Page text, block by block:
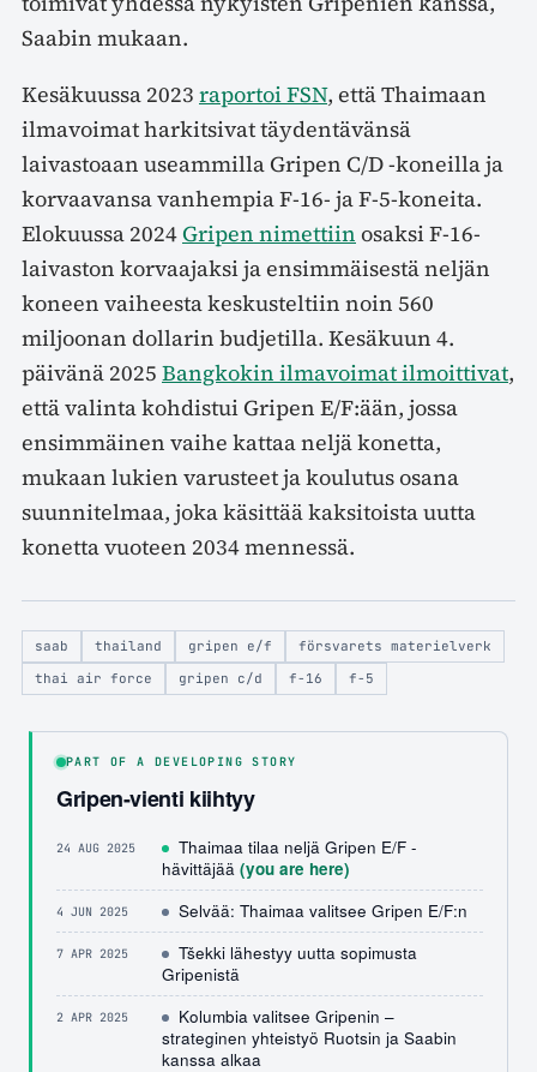
Saabin mukaan.
Kesäkuussa 2023 raportoi FSN, että Thaimaan
ilmavoimat harkitsivat täydentävänsä
laivastoaan useammilla Gripen C/D -koneilla ja
korvaavansa vanhempia F-16- ja F-5-koneita.
Elokuussa 2024Gripen nimettiin osaksi F-16-
laivaston korvaajaksi ja ensimmäisestä neljän
koneen vaiheesta keskusteltiin noin 560
miljoonan dollarin budjetilla. Kesäkuun 4.
päivänä 2025 Bangkokin ilmavoimat ilmoittivat,
että valinta kohdistui Gripen E/F:ään, jossa
ensimmäinen vaihe kattaa neljä konetta,
mukaan lukien varusteet ja koulutus osana
suunnitelmaa, joka käsittää kaksitoista uutta
konetta vuoteen 2034 mennessä.
saab thailand gripen e/f
försvarets materielverk
thai air force
gripen c/d f-16 f-5
PART OF A DEVELOPING STORY
Gripen-vienti kiihtyy
24 AUG 2025
Thaimaa tilaa neljä Gripen E/F -
hävittäjää (you are here)
4 JUN 2025 Selvää: Thaimaa valitsee Gripen E/F:n
7 APR 2025
Tšekki lähestyy uutta sopimusta
Gripenistä
2 APR 2025
Kolumbia valitsee Gripenin –
strateginen yhteistyö Ruotsin ja Saabin
kanssa alkaa